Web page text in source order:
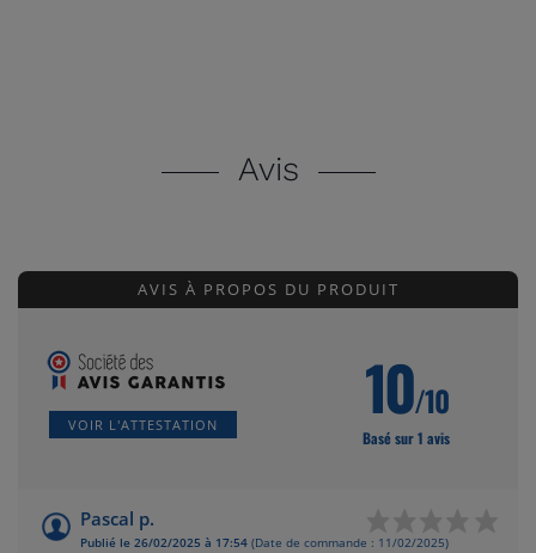
Avis
AVIS À PROPOS DU PRODUIT
VOIR L'ATTESTATION 10/10
Basé sur 1 avis
Pascal p.
Publié le 26/02/2025 à 17:54 (Date de commande : 11/02/2025)